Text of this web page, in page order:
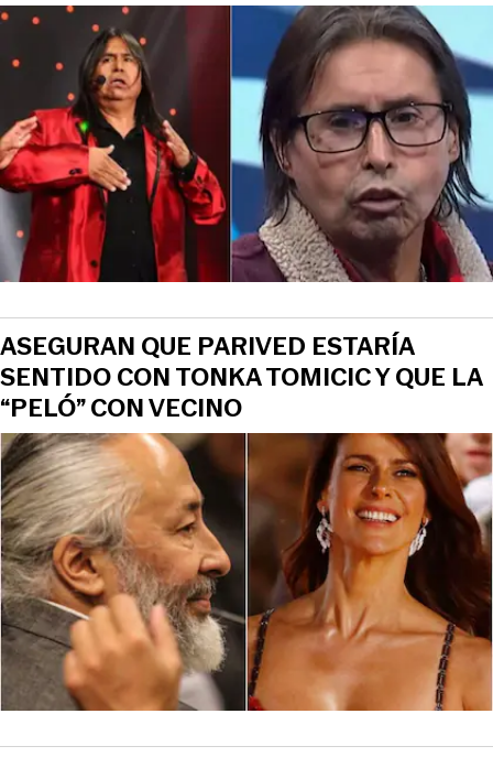
ASEGURAN QUE PARIVED ESTARÍA
SENTIDO CON TONKA TOMICIC Y QUE LA
“PELÓ” CON VECINO